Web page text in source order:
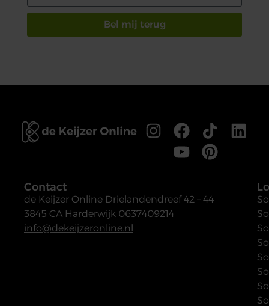
Bel mij terug
Contact
de Keijzer Online Drielandendreef 42 – 44
3845 CA Harderwijk 0637409214
info@dekeijzeronline.nl